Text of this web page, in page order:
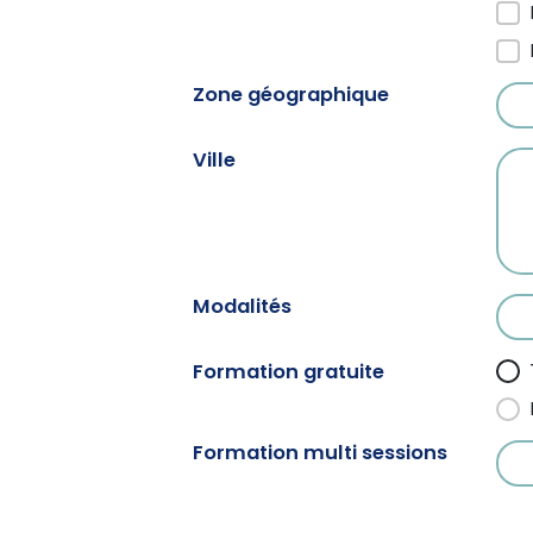
Zone géographique
Ville
Modalités
Formation gratuite
Formation multi sessions